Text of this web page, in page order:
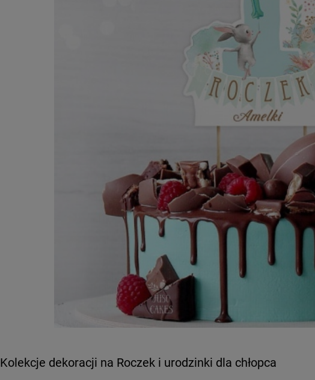
PUDEŁECZKA PODZIĘKOWANIE ZŁOTA
GIRLANDA BIAŁE PIÓRKA ZE ZŁOTEM
4,30 zł
7,30 zł
DO KOSZYKA
Kolekcje dekoracji na Roczek i urodzinki dla chłopca